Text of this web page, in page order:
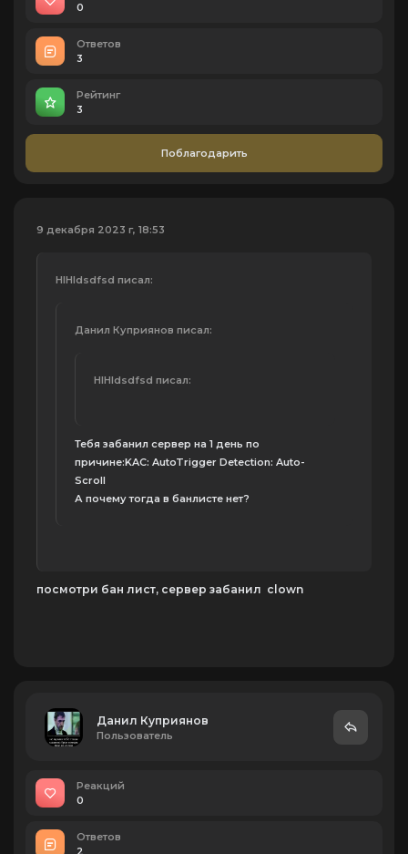
0
Ответов
3
Рейтинг
3
Поблагодарить
9 декабря 2023 г, 18:53
HIHIdsdfsd писал:
Данил Куприянов писал:
HIHIdsdfsd писал:
Тебя забанил сервер на 1 день по
причине:KAC: AutoTrigger Detection: Auto-
Scroll
А почему тогда в банлисте нет?
посмотри бан лист, сервер забанил clown
Данил Куприянов
Пользователь
Реакций
0
Ответов
2